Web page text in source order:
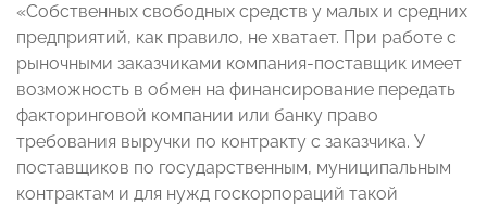
«Собственных свободных средств у малых и средних
предприятий, как правило, не хватает. При работе с
рыночными заказчиками компания-поставщик имеет
возможность в обмен на финансирование передать
факторинговой компании или банку право
требования выручки по контракту с заказчика. У
поставщиков по государственным, муниципальным
контрактам и для нужд госкорпораций такой